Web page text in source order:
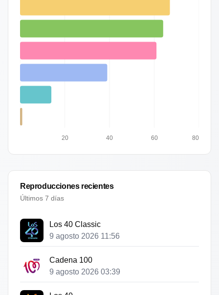
20 40 60 80
Reproducciones recientes
Últimos 7 días
Los 40 Classic
9 agosto 2026 11:56
Cadena 100
9 agosto 2026 03:39